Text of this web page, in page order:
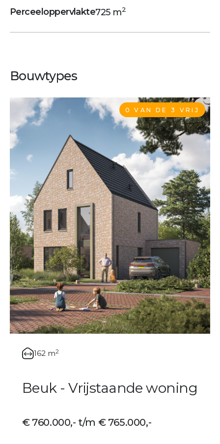
Perceeloppervlakte725 m2
Bouwtypes
0 VAN DE 3 VRIJ
162 m2
Beuk - Vrijstaande woning
€ 760.000,- t/m € 765.000,-